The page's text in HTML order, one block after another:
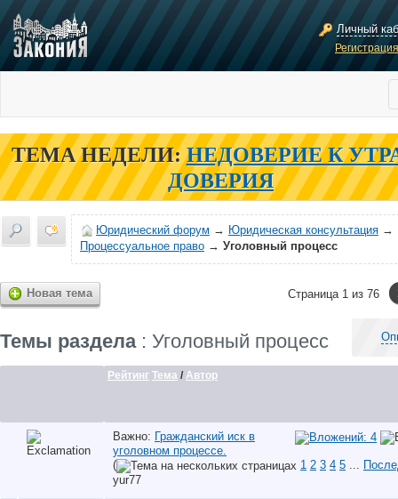
Личный
ТЕМА НЕДЕЛИ: НЕДОВЕРИЕ К
ДОВЕРИЯ
Юридический форум → Юридическая консультация →
Процессуальное право → Уголовный процесс
Новая тема Страница 1 из 76
Темы раздела: Уголовный процесс
Рейтинг Тема / Автор
Важно: Гражданский иск в
уголовном процессе.
(
1 2 3 4 5 ...
yur77